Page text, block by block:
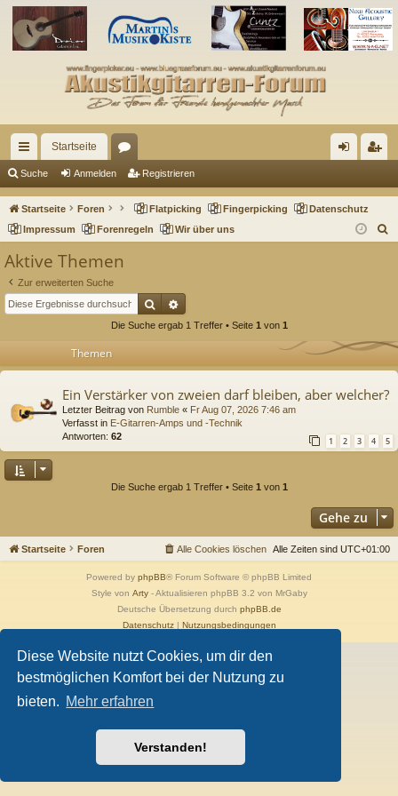
Diese Website nutzt Cookies, um dir den
bestmöglichen Komfort bei der Nutzung zu
bieten. Mehr erfahren
Verstanden!
ch
ne
llz
riff
Startseite
en m ist
rie
Suche Anmelden Registrieren
Startseite Foren Flatpicking Fingerpicking
Datenschutz
Impressum
Forenregeln Wir über uns
Aktive Themen
Zur erweiterten Suche
Suche
Die Suche ergab 1 Treffer • Seite 1 von 1
Themen
Ein Verstärker von zweien darf bleiben, aber welcher?
Letzter Beitrag von Rumble « Fr Aug 07, 2026 7:46 am
Verfasst in E-Gitarren-Amps und -Technik
Antworten: 62 1 2 3 4 5
Die Suche ergab 1 Treffer • Seite 1 von 1
Gehe zu
Startseite Foren Alle Zeiten sind UTC+01:00
Alle Cookies löschen
Powered by phpBB® Forum Software © phpBB Limited
Style von Arty- Aktualisieren phpBB 3.2 von MrGaby
Deutsche Übersetzung durch phpBB.de
Datenschutz| Nutzungsbedingungen